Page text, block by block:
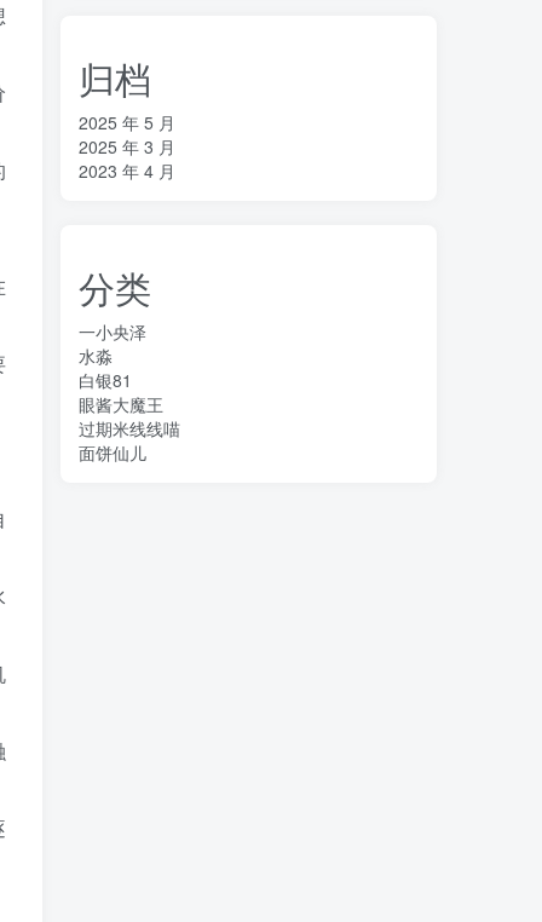
归档
2025 年 5 月
2025 年 3 月
2023 年 4 月
分类
一小央泽
水淼
白银81
眼酱大魔王
过期米线线喵
面饼仙儿